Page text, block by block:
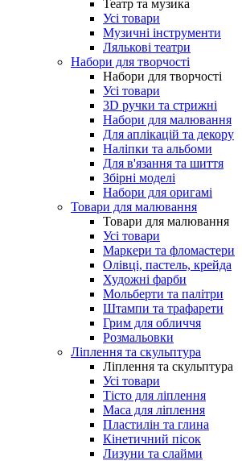
Театр та музика
Усі товари
Музичні інструменти
Лялькові театри
Набори для творчості
Набори для творчості
Усі товари
3D ручки та стрижні
Набори для малювання
Для аплікацій та декору
Наліпки та альбоми
Для в'язання та шиття
Збірні моделі
Набори для оригамі
Товари для малювання
Товари для малювання
Усі товари
Маркери та фломастери
Олівці, пастель, крейда
Художні фарби
Мольберти та палітри
Штампи та трафарети
Грим для обличчя
Розмальовки
Ліплення та скульптура
Ліплення та скульптура
Усі товари
Тісто для ліплення
Маса для ліплення
Пластилін та глина
Кінетичний пісок
Лизуни та слайми